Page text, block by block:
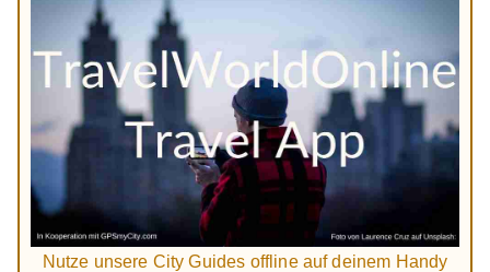
Nutze unsere City Guides offline auf deinem Handy